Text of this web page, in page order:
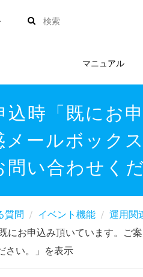
マニュアル
込時「既にお
メールボック
問い合わせく
質問 イベント機能
運用関
にお申込み頂いています。ご
さい。」を表示